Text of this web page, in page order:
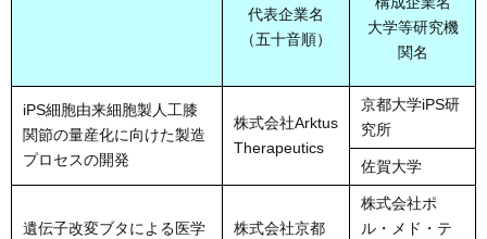
代表企業名
（五十音順）
大学等研究機
関名
iPS細胞由来細胞製人工膝
関節の量産化に向けた製造
プロセスの開発
株式会社Arktus
Therapeutics
京都大学iPS研
究所
佐賀大学
遺伝子改変ブタによる医学
株式会社京都
株式会社ポ
ル・メド・テ